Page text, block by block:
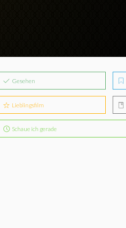
Gesehen
Lieblingsfilm
Schaue ich gerade